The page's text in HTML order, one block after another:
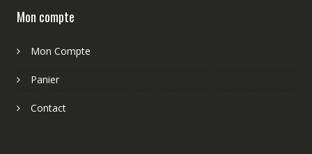
Mon compte
Mon Compte
Panier
Contact